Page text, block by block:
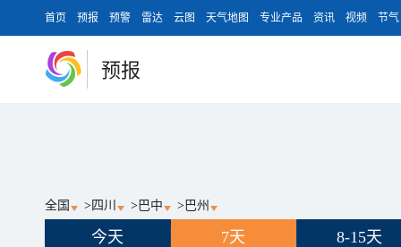
首页 预报 预警 雷达 云图 天气地图 专业产品 资讯 视频 节气
预报
全国 > 四川 > 巴中 > 巴州
今天 7天 8-15天